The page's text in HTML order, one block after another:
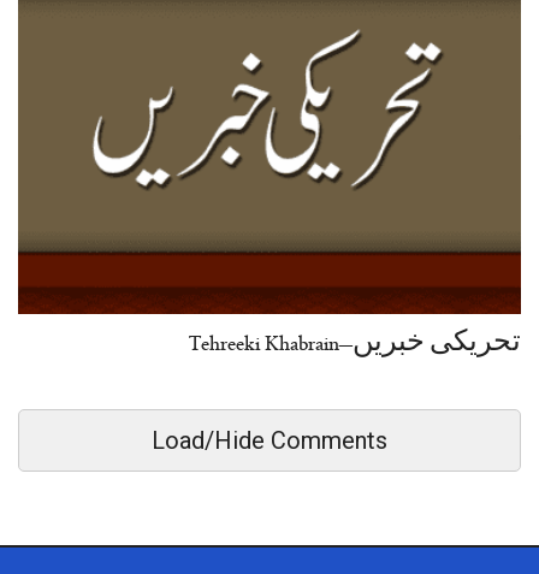
تحریکی خبریں–Tehreeki Khabrain
Load/Hide Comments